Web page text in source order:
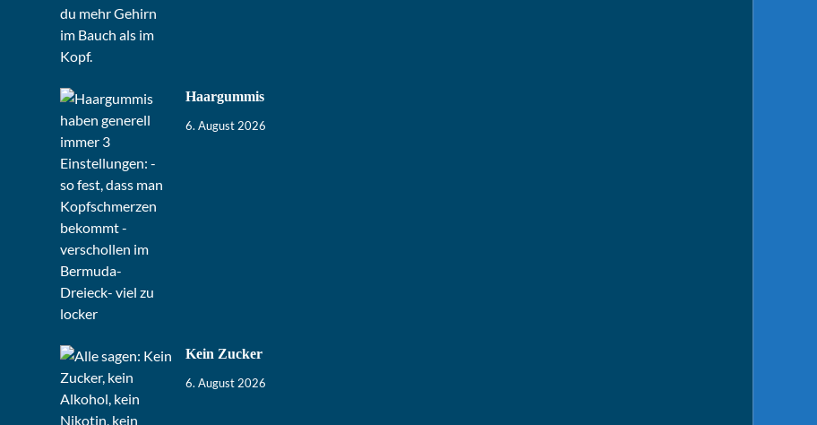
Haargummis
6. August 2026
Kein Zucker
6. August 2026